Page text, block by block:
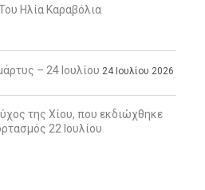
Ηλία Καραβόλια
– 24 Ιουλίου 24 Ιουλίου 2026
της Χίου, που εκδιώχθηκε
22 Ιουλίου